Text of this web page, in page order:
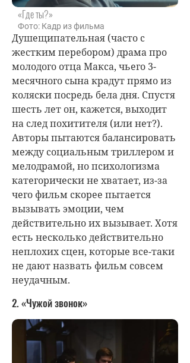
«Где ты?»
Фото: Кадр из фильма
Душещипательная (часто с
жестким перебором) драма про
молодого отца Макса, чьего 3-
месячного сына крадут прямо из
коляски посредь бела дня. Спустя
шесть лет он, кажется, выходит
на след похитителя (или нет?).
Авторы пытаются балансировать
между социальным триллером и
мелодрамой, но психологизма
категорически не хватает, из-за
чего фильм скорее пытается
вызывать эмоции, чем
действительно их вызывает. Хотя
есть несколько действительно
неплохих сцен, которые все-таки
не дают назвать фильм совсем
неудачным.
2. «Чужой звонок»